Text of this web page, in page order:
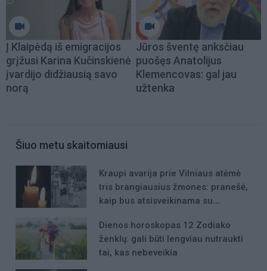
Į Klaipėdą iš emigracijos
grįžusi Karina Kučinskienė
įvardijo didžiausią savo
norą
Jūros šventę anksčiau
puošęs Anatolijus
Klemencovas: gal jau
užtenka
Šiuo metu skaitomiausi
Kraupi avarija prie Vilniaus atėmė
tris brangiausius žmones: pranešė,
kaip bus atsisveikinama su
Dienos horoskopas 12 Zodiako
ženklų: gali būti lengviau nutraukti
tai, kas nebeveikia